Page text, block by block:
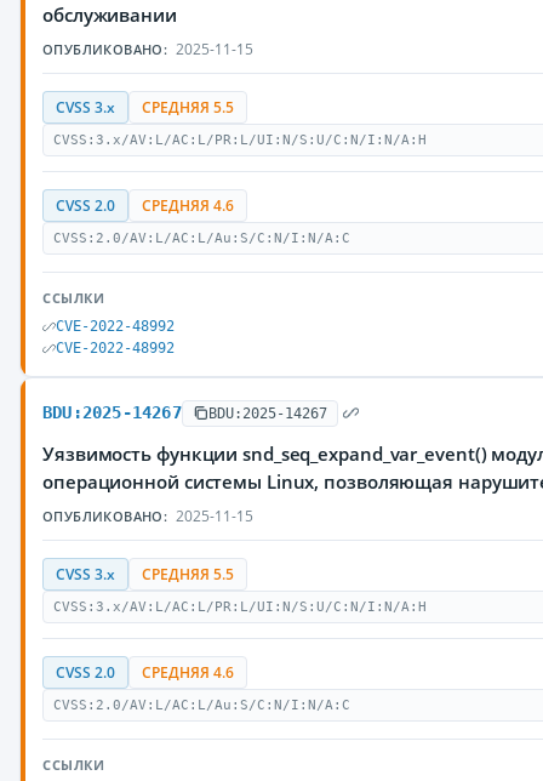
обслуживании
ОПУБЛИКОВАНО: 2025-11-15
CVSS 3.x СРЕДНЯЯ 5.5
CVSS:3.x/AV:L/AC:L/PR:L/UI:N/S:U/C:N/I:N/A:H
CVSS 2.0 СРЕДНЯЯ 4.6
CVSS:2.0/AV:L/AC:L/Au:S/C:N/I:N/A:C
ССЫЛКИ
CVE-2022-48992
CVE-2022-48992
BDU:2025-14267 BDU:2025-14267
Уязвимость функции snd_seq_expand_var_event()
операционной системы Linux, позволяющая
ОПУБЛИКОВАНО: 2025-11-15
CVSS 3.x СРЕДНЯЯ 5.5
CVSS:3.x/AV:L/AC:L/PR:L/UI:N/S:U/C:N/I:N/A:H
CVSS 2.0 СРЕДНЯЯ 4.6
CVSS:2.0/AV:L/AC:L/Au:S/C:N/I:N/A:C
ССЫЛКИ